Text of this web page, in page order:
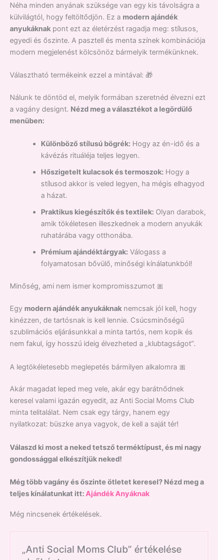
Néha minden anyának szüksége van egy kis távolságra a
külvilágtól, hogy feltöltődjön. Ez a modern ajándék
anyukáknak pont ezt az életérzést ragadja meg: stílusos,
egyedi és őszinte. A pasztell és menta színek kombinációja
modern megjelenést kölcsönöz bármelyik termékünknek.
Választható termékeink ezzel a mintával: 🎁
Nálunk te döntöd el, melyik formában szeretnéd élvezni ezt
a vagány designt. Nézd meg a választékot a legördülő
menüben:
Különböző stílusú bögrék:Hogy az én-idő és a
kávézás rituáléja teljes legyen.
Hőszigetelt kulacsok és termoszok:Hogy a
stílusod akkor is veled legyen, ha mégis elhagyod
a házat.
Praktikus kiegészítők és textilek:Olyan darabok,
amik tökéletesen illeszkednek a modern anyukák
ruhatárába vagy otthonába.
Prémium ajándéktárgyak:Válogass a
folyamatosan bővülő, minőségi kínálatunkból!
Minőség, ami nem ismer kompromisszumot 🎀
Egy modern ajándék anyukáknak nemcsak jól kell, hogy
kinézzen, de tartósnak is kell lennie. Csúcsminőségű
szublimációs eljárásunkkal a minta tartós, nem kopik és
nem fakul, így hosszú ideig élvezheted a „klubtagságot”.
A legtökéletesebb meglepetés bármilyen alkalomra 🎀
Akár magadat leped meg vele, akár egy barátnődnek
keresel valami igazán egyedit, az Anti Social Moms Club
minta telitalálat. Nem csak egy tárgy, hanem egy
nyilatkozat: büszke anya vagyok, de kell a saját tér!
Válaszd ki most a neked tetsző terméktípust, és mi nagy
gondossággal elkészítjük neked!
Még több vagány és őszinte ötletet keresel? Nézd meg a
teljes kínálatunkat itt:Ajándék Anyáknak
Még nincsenek értékelések.
„Anti Social Moms Club” értékelése